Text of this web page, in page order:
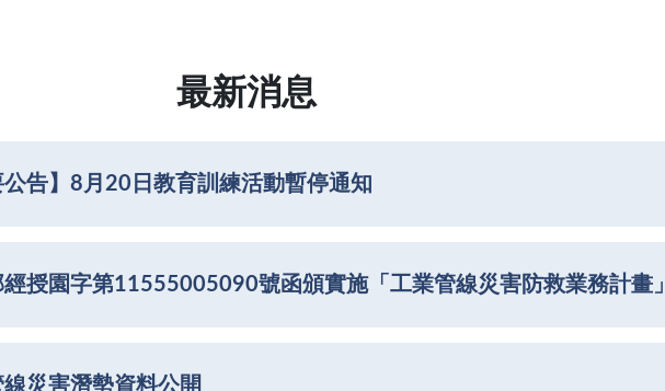
最新消息
公告】8月20日教育訓練活動暫停通知
授園字第11555005090號函頒實施「工業管線災害防救業務計畫」
災害潛勢資料公開